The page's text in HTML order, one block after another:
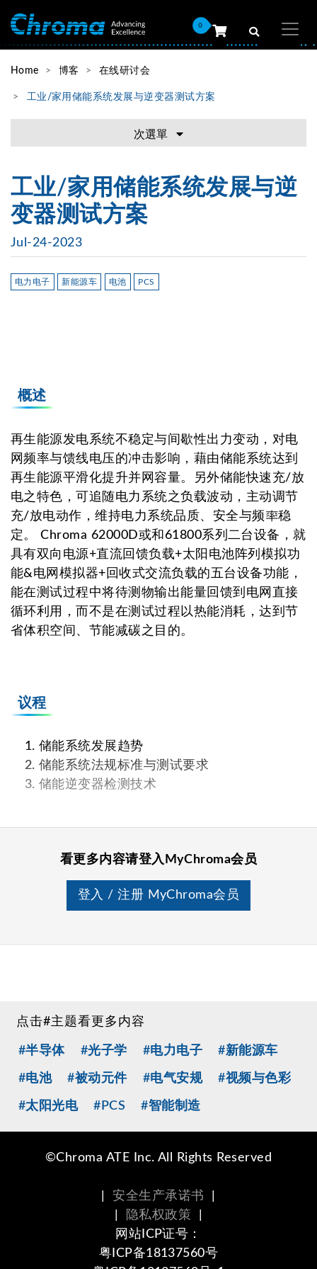
0
Home 博客 在线研讨会
工业/家用储能系统发展与逆变器测试方案
次選單
工业/家用储能系统发展与逆
变器测试方案
Jul-24-2023
电力电子 新能源车 电池 PCS
概述
再生能源发电系统不稳定与间歇性出力变动，对电
网频率与馈线电压的冲击影响，藉由储能系统达到
再生能源平滑化提升并网容量。另外储能快速充/放
电之特色，可追随电力系统之负载波动，主动调节
充/放电动作，维持电力系统品质、安全与频率稳
定。 Chroma 62000D或和61800系列二台设备，就
具有双向电源+直流回馈负载+太阳电池阵列模拟功
能&电网模拟器+回收式交流负载的五台设备功能，
能在测试过程中将待测物输出能量回馈到电网直接
循环利用，而不是在测试过程以热能消耗，达到节
省体积空间、节能减碳之目的。
议程
储能系统发展趋势
储能系统法规标准与测试要求
储能逆变器检测技术
看更多内容请登入MyChroma会员
登入 / 注册 MyChroma会员
点击#主题看更多内容
#半导体 #光子学 #电力电子 #新能源车
#电池 #被动元件 #电气安规 #视频与色彩
#太阳光电 #PCS #智能制造
©Chroma ATE Inc. All Rights Reserved
安全生产承诺书
隐私权政策
网站ICP证号：
粤ICP备18137560号